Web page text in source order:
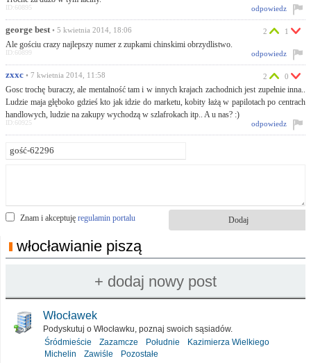
odpowiedz
ID:60895
george best • 5 kwietnia 2014, 18:06
Ale gościu crazy najlepszy numer z zupkami chinskimi obrzydlistwo.
2 1
odpowiedz
ID:60899
zxxc • 7 kwietnia 2014, 11:58
Gosc trochę buraczy, ale mentalność tam i w innych krajach zachodnich jest zupełnie inna..
Ludzie maja głęboko gdzieś kto jak idzie do marketu, kobity łażą w papilotach po centrach
handlowych, ludzie na zakupy wychodzą w szlafrokach itp.. A u nas? :)
2 0
odpowiedz
ID:60925
Znam i akceptuję regulamin portalu
włocławianie piszą
Włocławek
Podyskutuj o Włocławku, poznaj swoich sąsiadów.
Śródmieście
Zazamcze Południe
Kazimierza Wielkiego
Michelin
Zawiśle Pozostałe